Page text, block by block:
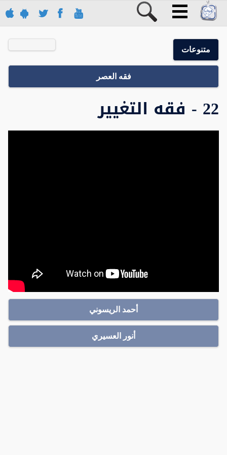
متنوعات
فقه العصر
22 - فقه التغيير
أحمد الريسوني
أنور العسيري